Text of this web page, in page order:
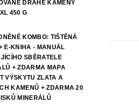
DRAHÉ KAMENY
450 G
KOMBO: TIŠTĚNÁ
E-KNIHA - MANUÁL
SBĚRATELE
+ ZDARMA MAPA
VÝSKYTU ZLATA A
KAMENŮ + ZDARMA 20
MINERÁLŮ